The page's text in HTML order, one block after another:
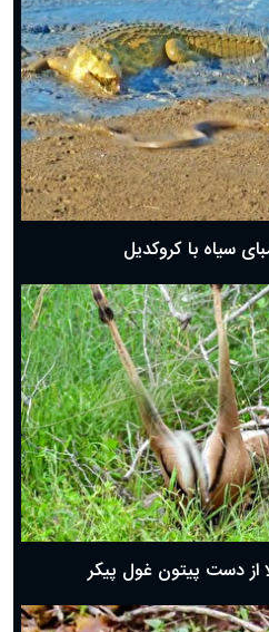
سیاه با کروکدیل
از دست پیتون غول پیکر